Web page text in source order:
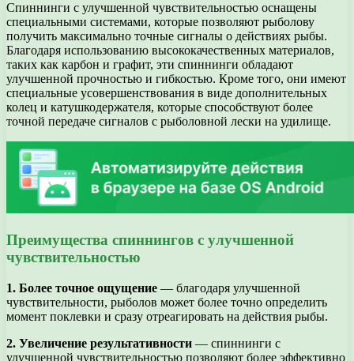
Спиннинги с улучшенной чувствительностью оснащены
специальными системами, которые позволяют рыболову
получить максимально точные сигналы о действиях рыбы.
Благодаря использованию высококачественных материалов,
таких как карбон и графит, эти спиннинги обладают
улучшенной прочностью и гибкостью. Кроме того, они имеют
специальные усовершенствования в виде дополнительных
колец и катушкодержателя, которые способствуют более
точной передаче сигналов с рыболовной лески на удилище.
Преимущества спиннингов с улучшенной
чувствительностью
1. Более точное ощущение — благодаря улучшенной
чувствительности, рыболов может более точно определить
момент поклевки и сразу отреагировать на действия рыбы.
2. Увеличение результативности — спиннинги с
улучшенной чувствительностью позволяют более эффективно